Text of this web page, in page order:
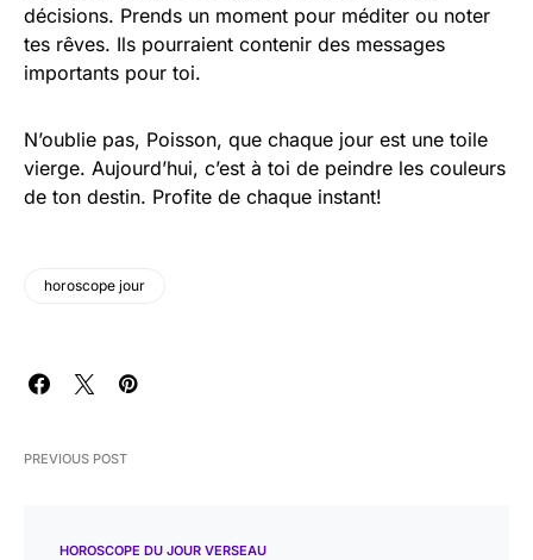
décisions. Prends un moment pour méditer ou noter
tes rêves. Ils pourraient contenir des messages
importants pour toi.
N’oublie pas, Poisson, que chaque jour est une toile
vierge. Aujourd’hui, c’est à toi de peindre les couleurs
de ton destin. Profite de chaque instant!
horoscope jour
PREVIOUS POST
HOROSCOPE DU JOUR VERSEAU